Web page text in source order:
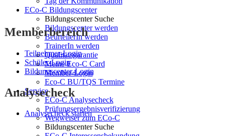
ECo-C Bildungscenter
Bildungscenter Suche
Bildungscenter werden
BeurteilerIn werden
TrainerIn werden
Qualitätsgarantie
Meine Eco-C Card
Member-Login
Eco-C BU/TQS Termine
Service
ECo-C Analysecheck
Prüfungsergebnisverifizierung
Wegweiser zum ECo-C
Bildungscenter Suche
Memberbereich
Teilnehmer-Login
Schüler-Login
Bildungscenter-Login
Analysecheck
Analysecheck starten